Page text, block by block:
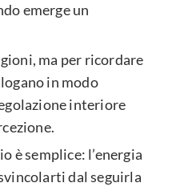
emerge un
ma per ricordare
in modo
interiore
è semplice: l’energia
dal seguirla